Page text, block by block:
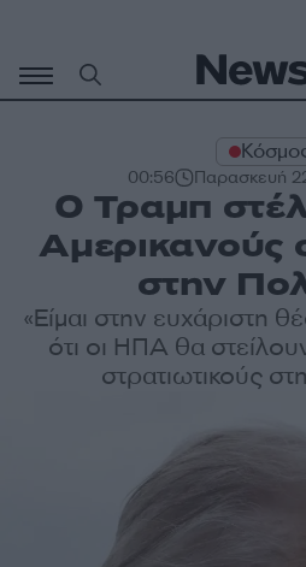
περιεχόμενο
00:56 Παρασκευή
Ο Τραμπ
Αμερικανούς
στην
«Είμαι στην ευχάριστη
ότι οι ΗΠΑ θα
στρατιωτικούς